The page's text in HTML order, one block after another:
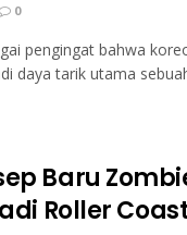
0
pengingat bahwa
daya tarik utama
Baru
Roller